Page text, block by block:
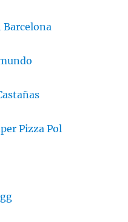
Barcelona
Pizza Pol